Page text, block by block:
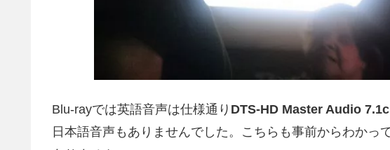
Blu-rayでは英語音声は仕様通り DTS-HD Master Audio
日本語音声もありませんでした。こちらも事前からわかっ